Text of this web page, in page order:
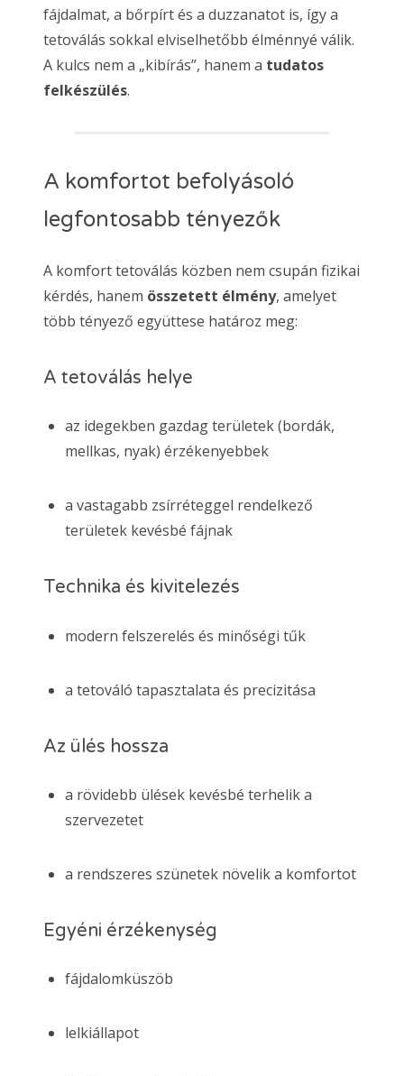
fájdalmat, a bőrpírt és a duzzanatot is, így a
tetoválás sokkal elviselhetőbb élménnyé válik.
A kulcs nem a „kibírás”, hanem a tudatos
felkészülés.
A komfortot befolyásoló
legfontosabb tényezők
A komfort tetoválás közben nem csupán fizikai
kérdés, hanem összetett élmény, amelyet
több tényező együttese határoz meg:
A tetoválás helye
az idegekben gazdag területek (bordák,
mellkas, nyak) érzékenyebbek
a vastagabb zsírréteggel rendelkező
területek kevésbé fájnak
Technika és kivitelezés
modern felszerelés és minőségi tűk
a tetováló tapasztalata és precizitása
Az ülés hossza
a rövidebb ülések kevésbé terhelik a
szervezetet
a rendszeres szünetek növelik a komfortot
Egyéni érzékenység
fájdalomküszöb
lelkiállapot